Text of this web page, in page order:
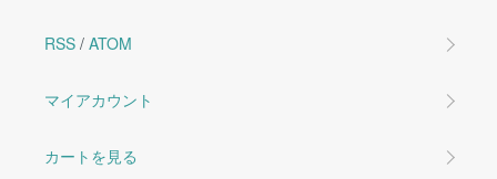
RSS / ATOM
マイアカウント
カートを見る